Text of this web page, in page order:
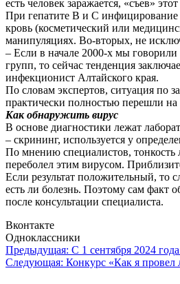
есть человек заражается, «съев»
При гепатите В и С инфицирование
кровь (косметический или
манипуляциях. Во-вторых, не
– Если в начале 2000-х мы
групп, то сейчас тенденция
инфекционист Алтайского края.
По словам экспертов, ситуация по
практически полностью перешли
Как обнаружить вирус
В основе диагностики лежат
– скрининг, используется у
По мнению специалистов, тонкость
переболел этим вирусом.
Если результат положительный, то
есть ли болезнь. Поэтому сам факт
после консультации специалиста.
Вконтакте
Одноклассники
Навигация
по
Предыдущая: С 1 сентября 2024
Следующая: Конкурс «Как я провел